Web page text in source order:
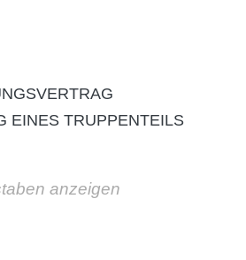
EINES TRUPPENTEILS
anzeigen